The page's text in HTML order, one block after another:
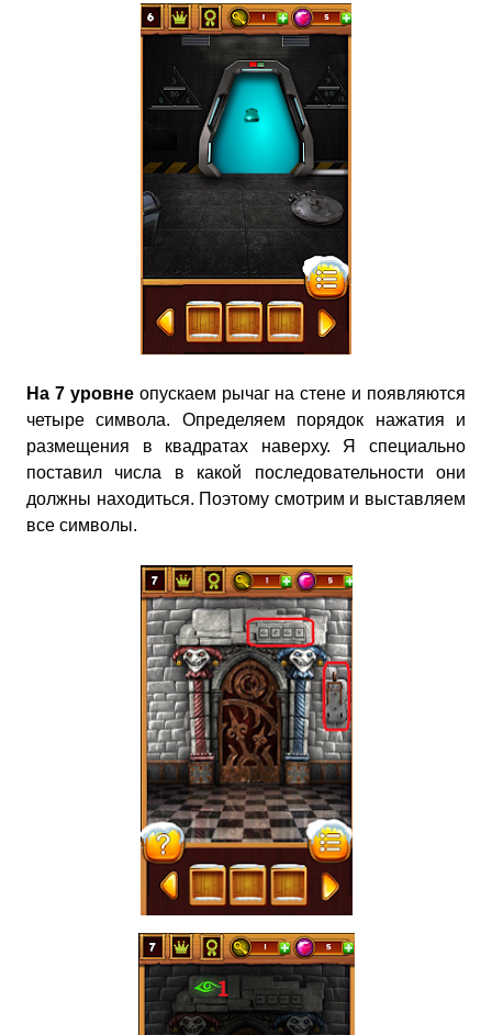
На 7 уровне опускаем рычаг на стене и появляются
четыре символа. Определяем порядок нажатия и
размещения в квадратах наверху. Я специально
поставил числа в какой последовательности они
должны находиться. Поэтому смотрим и выставляем
все символы.